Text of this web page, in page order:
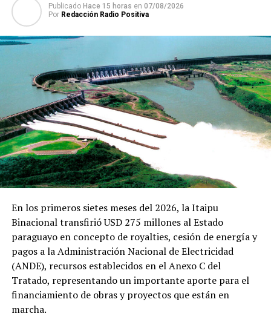
Publicado Hace 15 horas en 07/08/2026
Por Redacción Radio Positiva
En los primeros sietes meses del 2026, la Itaipu
Binacional transfirió USD 275 millones al Estado
paraguayo en concepto de royalties, cesión de energía y
pagos a la Administración Nacional de Electricidad
(ANDE), recursos establecidos en el Anexo C del
Tratado, representando un importante aporte para el
financiamiento de obras y proyectos que están en
marcha.